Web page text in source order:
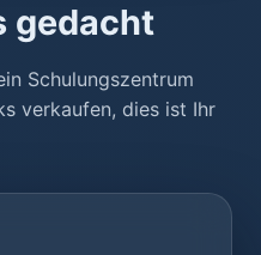
gedacht
Schulungszentrum
verkaufen, dies ist Ihr